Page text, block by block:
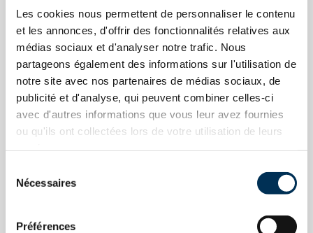
Les cookies nous permettent de personnaliser le contenu
et les annonces, d'offrir des fonctionnalités relatives aux
médias sociaux et d'analyser notre trafic. Nous
partageons également des informations sur l'utilisation de
notre site avec nos partenaires de médias sociaux, de
publicité et d'analyse, qui peuvent combiner celles-ci
avec d'autres informations que vous leur avez fournies
ou qu'ils ont collectées lors de votre utilisation de leurs
Nécessaires
Préférences
Parcours professionnel
VOUS AVEZ DES
Questions ?